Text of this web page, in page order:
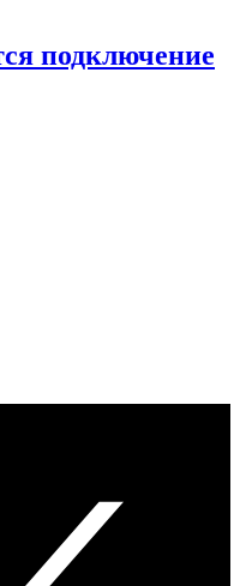
подключение